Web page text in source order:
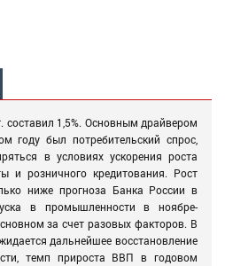
составил 1,5%. Основным драйвером
году был потребительский спрос,
в условиях ускорения роста
и розничного кредитования. Рост
ниже прогноза Банка России в
в промышленности в ноябре-
за счет разовых факторов. В
дальнейшее восстановление
темп прироста ВВП в годовом